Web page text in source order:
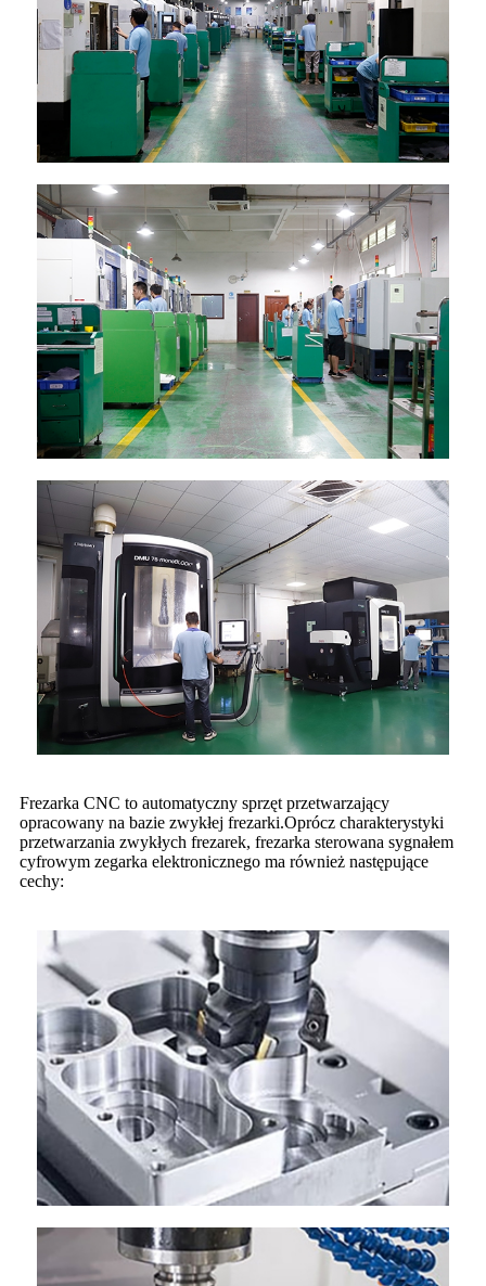
Frezarka CNC to automatyczny sprzęt przetwarzający
opracowany na bazie zwykłej frezarki.Oprócz charakterystyki
przetwarzania zwykłych frezarek, frezarka sterowana sygnałem
cyfrowym zegarka elektronicznego ma również następujące
cechy: